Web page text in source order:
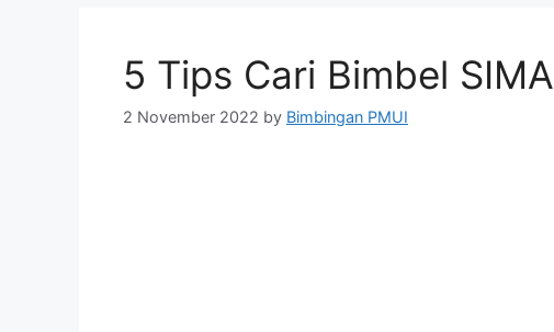
5 Tips Cari Bimbel
2 November 2022 by Bimbingan PMUI